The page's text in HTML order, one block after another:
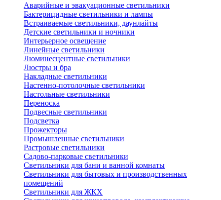
Аварийные и эвакуационные светильники
Бактерицидные светильники и лампы
Встраиваемые светильники, даунлайты
Детские светильники и ночники
Интерьерное освещение
Линейные светильники
Люминесцентные светильники
Люстры и бра
Накладные светильники
Настенно-потолочные светильники
Настольные светильники
Переноска
Подвесные светильники
Подсветка
Прожекторы
Промышленные светильники
Растровые светильники
Садово-парковые светильники
Светильники для бани и ванной комнаты
Светильники для бытовых и производственных
помещений
Светильники для ЖКХ